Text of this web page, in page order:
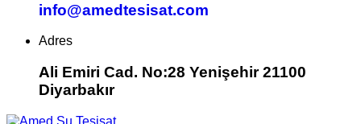
info@amedtesisat.com
Adres
Ali Emiri Cad. No:28 Yenişehir 21100
Diyarbakır